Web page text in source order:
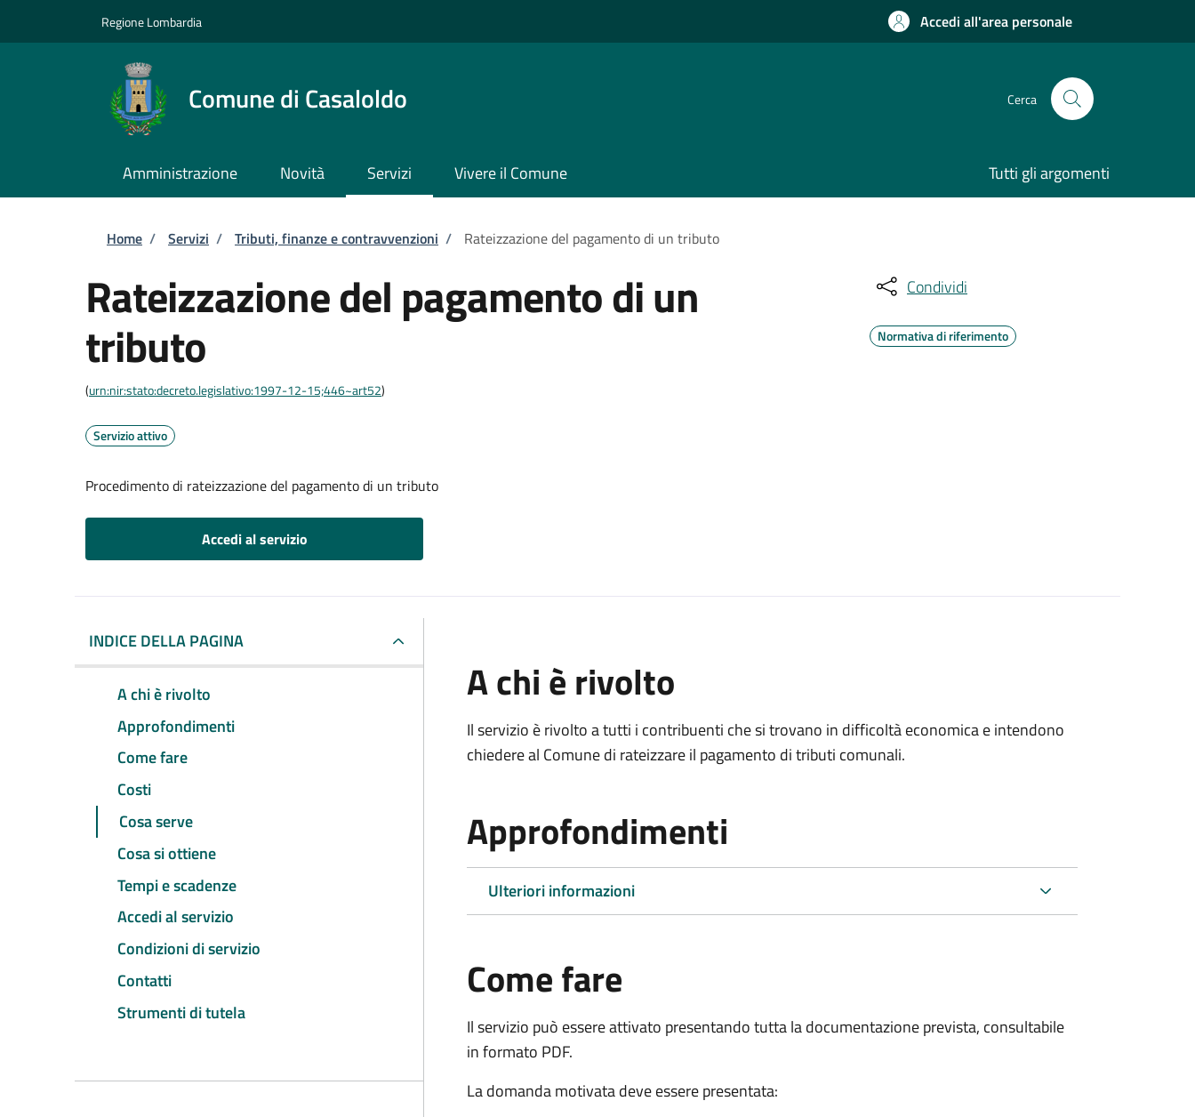
Regione Lombardia Accedi all'area personale
Comune di Casaloldo Cerca
Amministrazione Novità Servizi Vivere il Comune Tutti gli argomenti
Briciole di pane
Home / Servizi / Tributi, finanze e contravvenzioni / Rateizzazione del pagamento di un tributo
Rateizzazione del pagamento di un
tributo
(urn:nir:stato:decreto.legislativo:1997-12-15;446~art52)
Servizio attivo
Procedimento di rateizzazione del pagamento di un tributo
Accedi al servizio
Condividi
Normativa di riferimento
INDICE DELLA PAGINA
A chi è rivolto
Approfondimenti
Come fare
Costi
Cosa serve
Cosa si ottiene
Tempi e scadenze
Accedi al servizio
Condizioni di servizio
Contatti
Strumenti di tutela
A chi è rivolto
Il servizio è rivolto a tutti i contribuenti che si trovano in difficoltà economica e intendono
chiedere al Comune di rateizzare il pagamento di tributi comunali.
Approfondimenti
Ulteriori informazioni
Come fare
Il servizio può essere attivato presentando tutta la documentazione prevista, consultabile
in formato PDF.
La domanda motivata deve essere presentata: